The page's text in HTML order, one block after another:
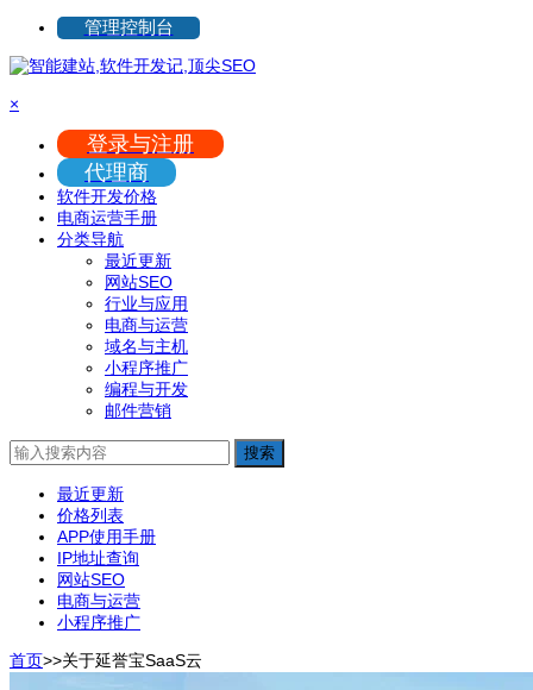
管理控制台
×
登录与注册
代理商
软件开发价格
电商运营手册
分类导航
最近更新
网站SEO
行业与应用
电商与运营
域名与主机
小程序推广
编程与开发
邮件营销
搜索
最近更新
价格列表
APP使用手册
IP地址查询
网站SEO
电商与运营
小程序推广
首页>>关于延誉宝SaaS云